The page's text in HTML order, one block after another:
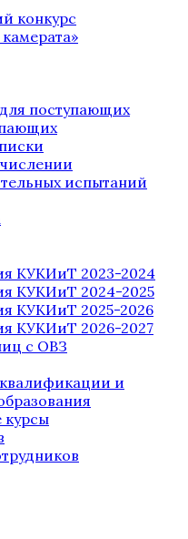
конкурс
поступающих
испытаний
КУКИиТ 2023-2024
КУКИиТ 2024-2025
КУКИиТ 2025-2026
КУКИиТ 2026-2027
с ОВЗ
и
курсы